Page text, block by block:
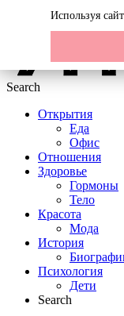
Search
Открытия
Еда
Офис
Отношения
Здоровье
Гормоны
Тело
Красота
Мода
История
Психология
Дети
Search
Используя